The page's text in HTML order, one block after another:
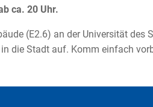
ca. 20 Uhr.
(E2.6) an der Universität des
die Stadt auf. Komm einfach